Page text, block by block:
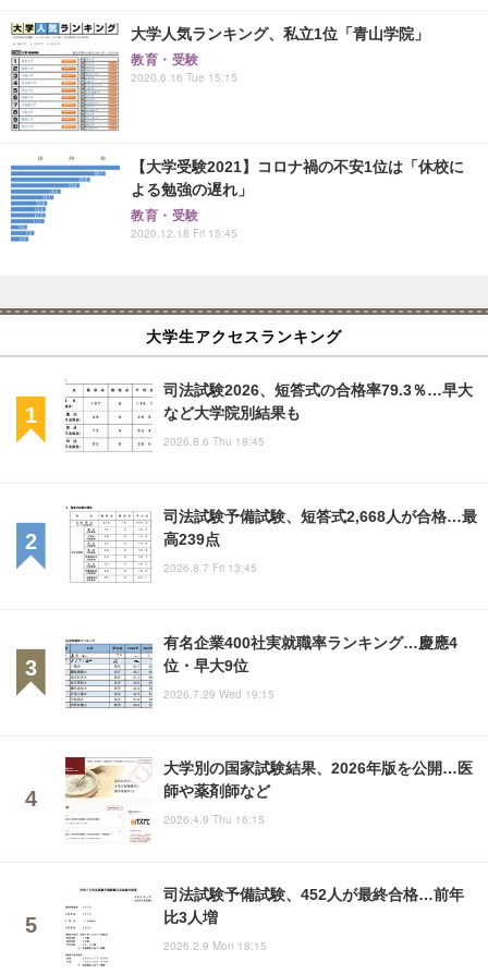
大学人気ランキング、私立1位「青山学院」
教育・受験
2020.6.16 Tue 15:15
【大学受験2021】コロナ禍の不安1位は「休校に
よる勉強の遅れ」
教育・受験
2020.12.18 Fri 15:45
大学生アクセスランキング
司法試験2026、短答式の合格率79.3％…早大
など大学院別結果も
2026.8.6 Thu 18:45
司法試験予備試験、短答式2,668人が合格…最
高239点
2026.8.7 Fri 13:45
有名企業400社実就職率ランキング…慶應4
位・早大9位
2026.7.29 Wed 19:15
大学別の国家試験結果、2026年版を公開…医
師や薬剤師など
2026.4.9 Thu 16:15
司法試験予備試験、452人が最終合格…前年
比3人増
2026.2.9 Mon 18:15